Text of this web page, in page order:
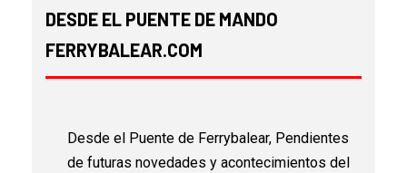
DESDE EL PUENTE DE MANDO
FERRYBALEAR.COM
Desde el Puente de Ferrybalear, Pendientes
de futuras novedades y acontecimientos del